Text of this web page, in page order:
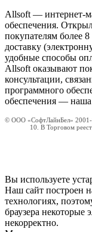
Allsoft — интернет-
обеспечения.
покупателям более
доставку
удобные способы
Allsoft оказывают
консультации,
программного
обеспечения —
© ООО «СофтЛайнБел» 2001-
10. В Торговом
Вы используете
Наш сайт построен
технологиях,
браузера некоторые
некорректно.